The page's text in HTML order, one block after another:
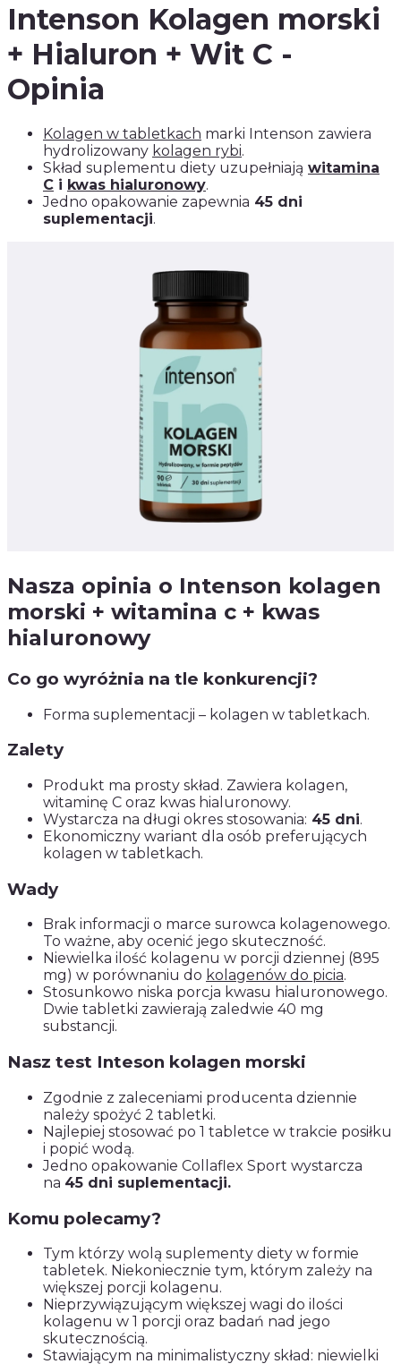
Intenson Kolagen morski
+ Hialuron + Wit C -
Opinia
Kolagen w tabletkach marki Intenson zawiera
hydrolizowany kolagen rybi.
Skład suplementu diety uzupełniają witamina
C i kwas hialuronowy.
Jedno opakowanie zapewnia 45 dni
suplementacji.
Nasza opinia o Intenson kolagen
morski + witamina c + kwas
hialuronowy
Co go wyróżnia na tle konkurencji?
Forma suplementacji – kolagen w tabletkach.
Zalety
Produkt ma prosty skład. Zawiera kolagen,
witaminę C oraz kwas hialuronowy.
Wystarcza na długi okres stosowania: 45 dni.
Ekonomiczny wariant dla osób preferujących
kolagen w tabletkach.
Wady
Brak informacji o marce surowca kolagenowego.
To ważne, aby ocenić jego skuteczność.
Niewielka ilość kolagenu w porcji dziennej (895
mg) w porównaniu do kolagenów do picia.
Stosunkowo niska porcja kwasu hialuronowego.
Dwie tabletki zawierają zaledwie 40 mg
substancji.
Nasz test Inteson kolagen morski
Zgodnie z zaleceniami producenta dziennie
należy spożyć 2 tabletki.
Najlepiej stosować po 1 tabletce w trakcie posiłku
i popić wodą.
Jedno opakowanie Collaflex Sport wystarcza
na 45 dni suplementacji.
Komu polecamy?
Tym którzy wolą suplementy diety w formie
tabletek. Niekoniecznie tym, którym zależy na
większej porcji kolagenu.
Nieprzywiązującym większej wagi do ilości
kolagenu w 1 porcji oraz badań nad jego
skutecznością.
Stawiającym na minimalistyczny skład: niewielki